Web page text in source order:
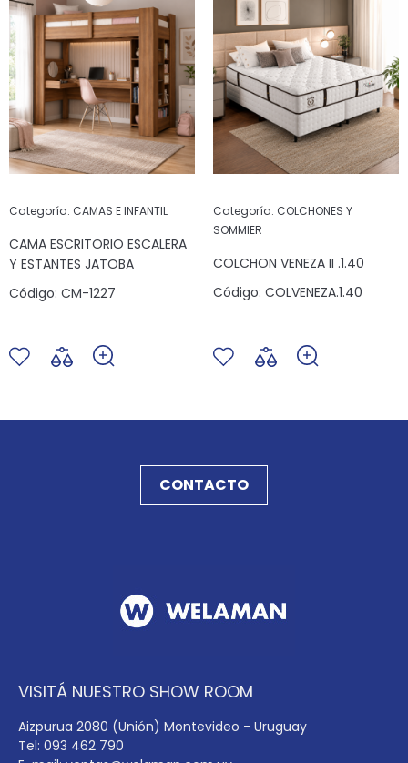
Categoría: CAMAS E INFANTIL
CAMA ESCRITORIO ESCALERA
Y ESTANTES JATOBA
Código: CM-1227
Categoría: COLCHONES Y
SOMMIER
COLCHON VENEZA II .1.40
Código: COLVENEZA.1.40
CONTACTO
VISITÁ NUESTRO SHOW ROOM
Aizpurua 2080 (Unión) Montevideo - Uruguay
Tel: 093 462 790